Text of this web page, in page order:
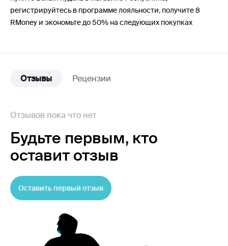
регистрируйтесь в программе лояльности, получите 8
RMoney и экономьте до 50% на следующих покупках
Отзывы Рецензии
Отзывов пока что нет
Будьте первым, кто
оставит отзыв
Оставить первый отзыв